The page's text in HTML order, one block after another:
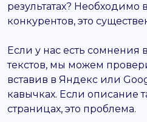
результатах? Необходимо
конкурентов, это
Если у нас есть сомнения
текстов, мы можем
вставив в Яндекс или
кавычках. Если описание
страницах, это проблема.